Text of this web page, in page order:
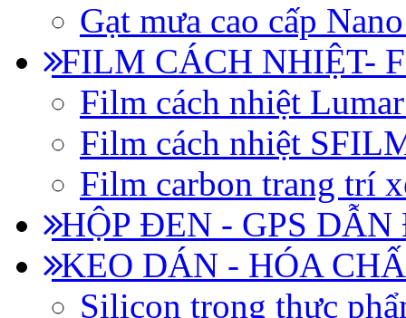
Gạt mưa cao cấp
FILM CÁCH NHIỆT-
Film cách nhiệt
Film cách nhiệt
Film carbon trang trí
HỘP ĐEN - GPS DẪN
KEO DÁN - HÓA
Silicon trong thực